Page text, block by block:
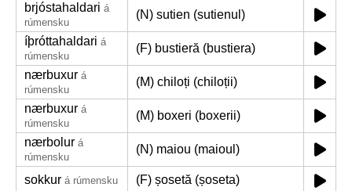
brjóstahaldari á
rúmensku
(N) sutien (sutienul)
íþróttahaldari á
rúmensku
(F) bustieră (bustiera)
nærbuxur á
rúmensku
(M) chiloți (chiloții)
nærbuxur á
rúmensku
(M) boxeri (boxerii)
nærbolur á
rúmensku
(N) maiou (maioul)
sokkur á rúmensku
(F) șosetă (șoseta)